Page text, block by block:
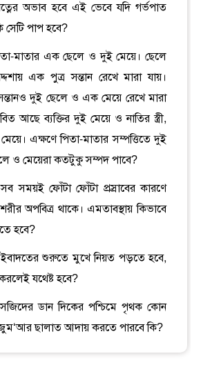
অভাব হবে এই ভেবে যদি গর্ভপাত
পাপ হবে?
মাতার এক ছেলে ও দুই মেয়ে। ছেলে
এক পুত্র সন্তান রেখে মারা যায়।
দুই ছেলে ও এক মেয়ে রেখে মারা
আছে ব্যক্তির দুই মেয়ে ও নাতির স্ত্রী,
এক্ষণে পিতা-মাতার সম্পত্তিতে দুই
ও মেয়েরা কতটুকু সম্পদ পাবে?
সময়ই ফোঁটা ফোঁটা প্রস্রাবের কারণে
অপবিত্র থাকে। এমতাবস্থায় কিভাবে
হবে?
শুরুতে মুখে নিয়ত পড়তে হবে,
যথেষ্ট হবে?
ডান দিকের পশ্চিমে পৃথক কোন
জুম‘আর ছালাত আদায় করতে পারবে কি?